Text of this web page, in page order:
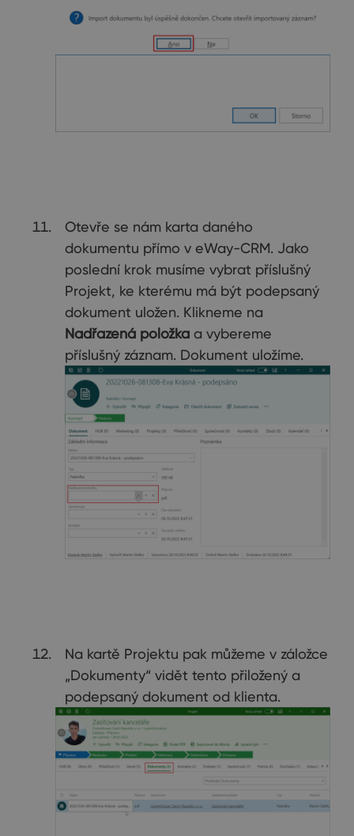
Otevře se nám karta daného
dokumentu přímo v eWay-CRM. Jako
poslední krok musíme vybrat příslušný
Projekt, ke kterému má být podepsaný
dokument uložen. Klikneme na
Nadřazená položka a vybereme
příslušný záznam. Dokument uložíme.
Na kartě Projektu pak můžeme v záložce
„Dokumenty“ vidět tento přiložený a
podepsaný dokument od klienta.